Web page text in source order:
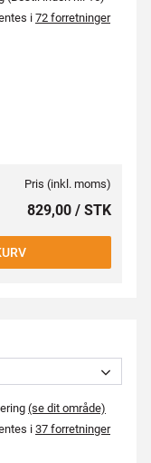
i72 forretninger
Pris (inkl. moms)
829,00 / STK
(se dit område)
i37 forretninger